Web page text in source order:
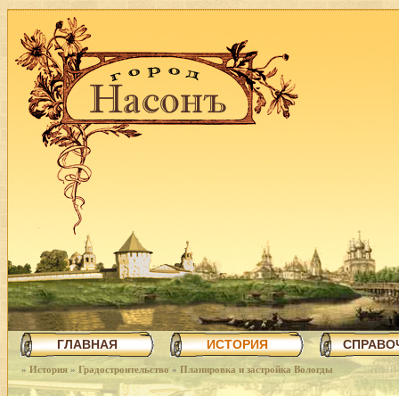
ГЛАВНАЯ ИСТОРИЯ
» История » Градостроительство » Планировка и застройка Вологды